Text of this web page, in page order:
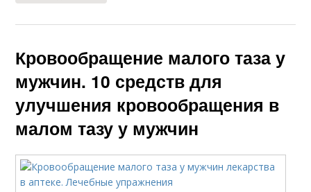
Кровообращение малого таза у
мужчин. 10 средств для
улучшения кровообращения в
малом тазу у мужчин